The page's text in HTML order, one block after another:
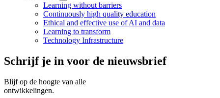
Learning without barriers
Continuously high quality education
Ethical and effective use of AI and data
Learning to transform
Technology Infrastructure
Schrijf je in voor de nieuwsbrief
Blijf op de hoogte van alle
ontwikkelingen.